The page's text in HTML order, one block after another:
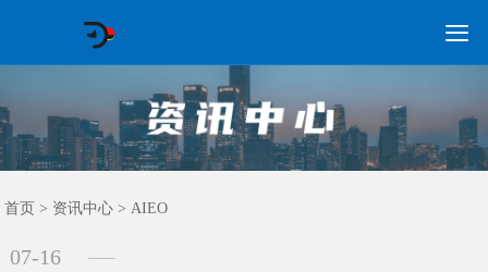

首页
GEO常见问题
GEO优化
海外GEO
网络营销
企业培训
软件开发
政策申报
资讯中心
关于我们
首页 > 资讯中心 >AIEO
07-16